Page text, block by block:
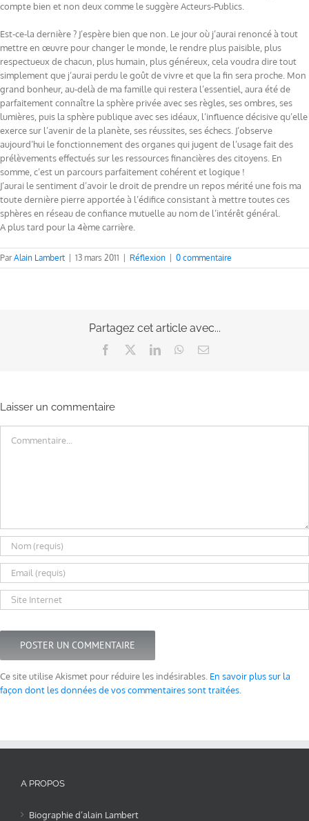
compte bien et non deux comme le suggère Acteurs-Publics.
Est-ce-la dernière ? J’espère bien que non. Le jour où j’aurai renoncé à tout
mettre en œuvre pour changer le monde, le rendre plus paisible, plus
respectueux de chacun, plus humain, plus généreux, cela voudra dire tout
simplement que j’aurai perdu le goût de vivre et que la fin sera proche. Mon
grand bonheur, au-delà de ma famille qui restera l’essentiel, aura été de
parfaitement connaître la sphère privée avec ses règles, ses ombres, ses
lumières, puis la sphère publique avec ses idéaux, l’influence décisive qu’elle
exerce sur l’avenir de la planète, ses réussites, ses échecs. J’observe
aujourd’hui le fonctionnement des organes qui jugent de l’usage fait des
prélèvements effectués sur les ressources financières des citoyens. En
somme, c’est un parcours parfaitement cohérent et logique !
J’aurai le sentiment d’avoir le droit de prendre un repos mérité une fois ma
toute dernière pierre apportée à l’édifice consistant à mettre toutes ces
sphères en réseau de confiance mutuelle au nom de l’intérêt général.
A plus tard pour la 4ème carrière.
ParAlain Lambert 13 mars 2011 Réflexion 0 commentaire
Partagez cet article avec...
Facebook LinkedInWhatsApp
Email
Laisser un commentaire
Ce site utilise Akismet pour réduire les indésirables. En savoir plus sur la
façon dont les données de vos commentaires sont traitées
A PROPOS
Biographie d’alain Lambert